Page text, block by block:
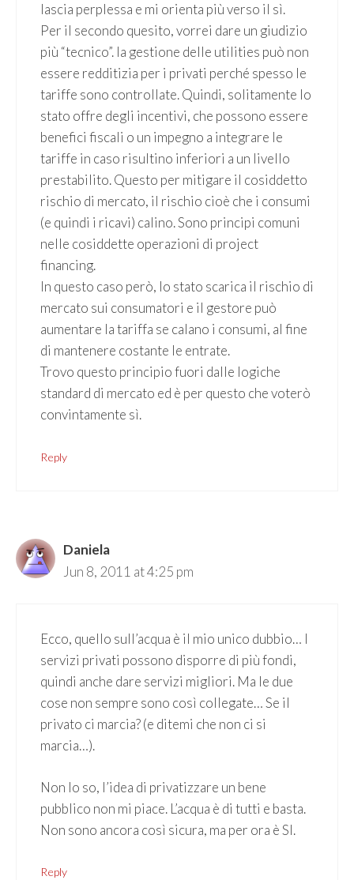
lascia perplessa e mi orienta più verso il sì.
Per il secondo quesito, vorrei dare un giudizio
più “tecnico”. la gestione delle utilities può non
essere redditizia per i privati perché spesso le
tariffe sono controllate. Quindi, solitamente lo
stato offre degli incentivi, che possono essere
benefici fiscali o un impegno a integrare le
tariffe in caso risultino inferiori a un livello
prestabilito. Questo per mitigare il cosiddetto
rischio di mercato, il rischio cioè che i consumi
(e quindi i ricavi) calino. Sono principi comuni
nelle cosiddette operazioni di project
financing.
In questo caso però, lo stato scarica il rischio di
mercato sui consumatori e il gestore può
aumentare la tariffa se calano i consumi, al fine
di mantenere costante le entrate.
Trovo questo principio fuori dalle logiche
standard di mercato ed è per questo che voterò
convintamente sì.
Reply
Daniela
Jun 8, 2011 at 4:25 pm
Ecco, quello sull’acqua è il mio unico dubbio… I
servizi privati possono disporre di più fondi,
quindi anche dare servizi migliori. Ma le due
cose non sempre sono così collegate… Se il
privato ci marcia? (e ditemi che non ci si
marcia…).
Non lo so, l’idea di privatizzare un bene
pubblico non mi piace. L’acqua è di tutti e basta.
Non sono ancora così sicura, ma per ora è SI.
Reply